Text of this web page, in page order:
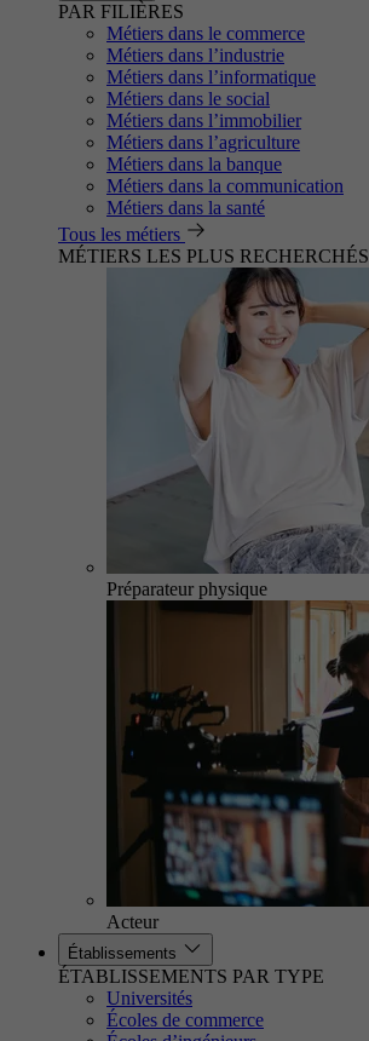
PAR FILIÈRES
Métiers dans le commerce
Métiers dans l’industrie
Métiers dans l’informatique
Métiers dans le social
Métiers dans l’immobilier
Métiers dans l’agriculture
Métiers dans la banque
Métiers dans la communication
Métiers dans la santé
Tous les métiers
MÉTIERS LES PLUS RECHERCHÉS
Préparateur physique
Acteur
Établissements
ÉTABLISSEMENTS PAR TYPE
Universités
Écoles de commerce